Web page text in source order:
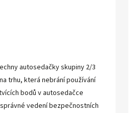
autosedačky skupiny 2/3
trhu, která nebrání používání
bodů v autosedačce
vedení bezpečnostních